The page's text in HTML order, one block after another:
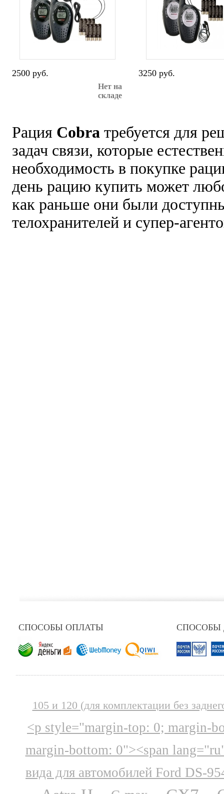
2500 руб.
Нет на
складе
3250 руб.
Рация Cobra требуется для
задач связи, которые
необходимость в покупке
день рацию купить может
как раньше они были
телохранителей и супер-
СПОСОБЫ ОПЛАТЫ СПОСОБЫ
105 и 120 (для комплектации без
<p style="margin-top: 0; margin-
margin-bottom: 0"><span
вида для автомобилей Ford DS-